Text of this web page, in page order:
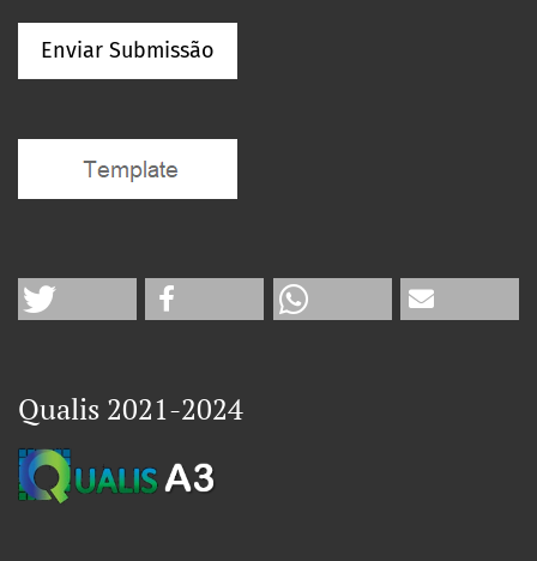
Enviar Submissão
Qualis 2021-2024